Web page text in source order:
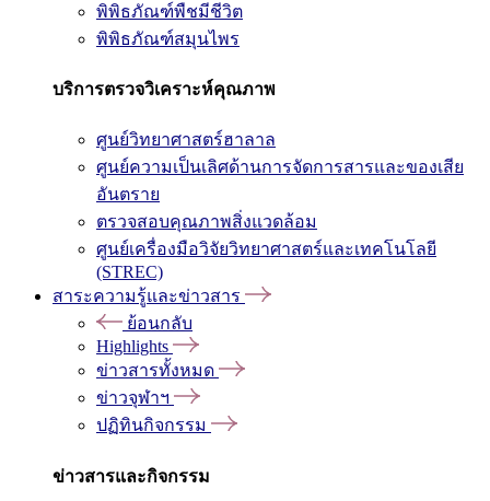
พิพิธภัณฑ์พืชมีชีวิต
พิพิธภัณฑ์สมุนไพร
บริการตรวจวิเคราะห์คุณภาพ
ศูนย์วิทยาศาสตร์ฮาลาล
ศูนย์ความเป็นเลิศด้านการจัดการสารและของเสีย
อันตราย
ตรวจสอบคุณภาพสิ่งแวดล้อม
ศูนย์เครื่องมือวิจัยวิทยาศาสตร์และเทคโนโลยี
(STREC)
สาระความรู้และข่าวสาร
ย้อนกลับ
Highlights
ข่าวสารทั้งหมด
ข่าวจุฬาฯ
ปฏิทินกิจกรรม
ข่าวสารและกิจกรรม